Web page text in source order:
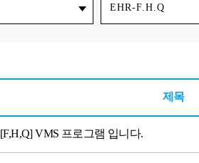
EHR-F.H.Q
제목
[F,H,Q] VMS 프로그램 입니다.